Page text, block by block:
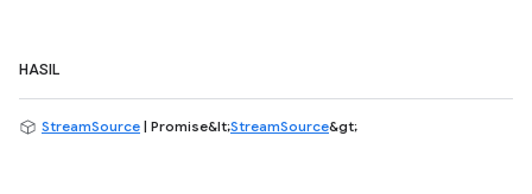
HASIL
StreamSource | Promise&lt;StreamSource&gt;